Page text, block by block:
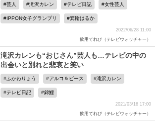
芸人 滝沢カレン テレビ日記 女性芸人
IPPON女子グランプリ 箕輪はるか
2022/06/28 11:00
飲用てれび（テレビウォッチャー）
滝沢カレンも“おじさん”芸人も…テレビの中の
出会いと別れと悲哀と笑い
ふかわりょう アルコ＆ピース 滝沢カレン
テレビ日記 錦鯉
2021/03/16 17:00
飲用てれび（テレビウォッチャー）